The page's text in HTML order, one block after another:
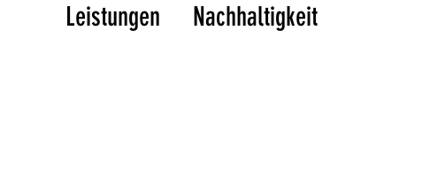
Leistungen Nachhaltigkeit